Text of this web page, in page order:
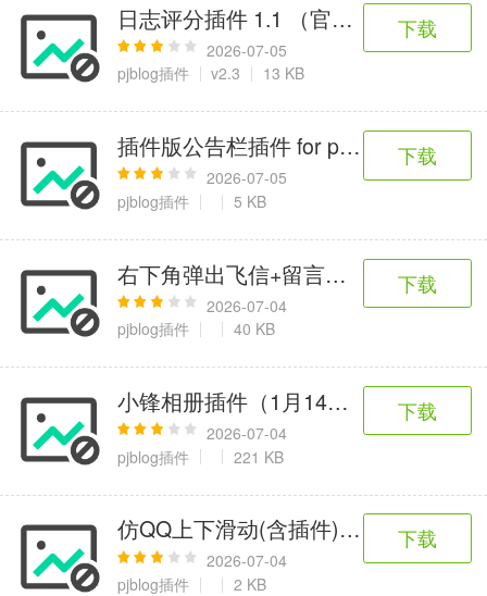
日志评分插件 1.1 （官方版）插件for
2026-07-05
pjblog插件
v2.3 13 KB
下载
插件版公告栏插件 for pjblog
2026-07-05
pjblog插件
5 KB
下载
右下角弹出飞信+留言插件 for PJBlog
2026-07-04
pjblog插件
40 KB
下载
小锋相册插件（1月14日发布）--修正
2026-07-04
pjblog插件
221 KB
下载
仿QQ上下滑动(含插件)整合，兼容动
2026-07-04
pjblog插件
2 KB
下载